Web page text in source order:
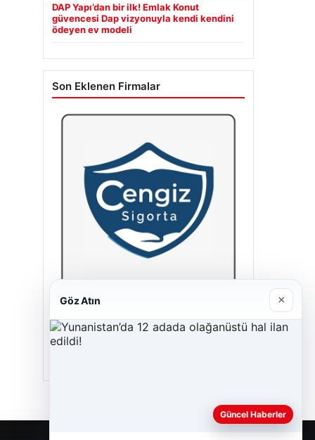
DAP Yapı’dan bir ilk! Emlak Konut
güvencesi Dap vizyonuyla kendi kendini
ödeyen ev modeli
Son Eklenen Firmalar
23/06/2026
Göz Atın ×
Güncel Haberler